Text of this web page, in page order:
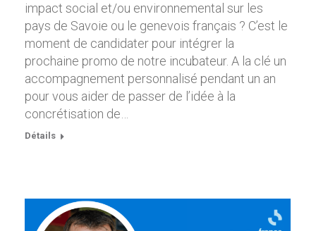
impact social et/ou environnemental sur les
pays de Savoie ou le genevois français ? C’est le
moment de candidater pour intégrer la
prochaine promo de notre incubateur. A la clé un
accompagnement personnalisé pendant un an
pour vous aider de passer de l’idée à la
concrétisation de…
Détails